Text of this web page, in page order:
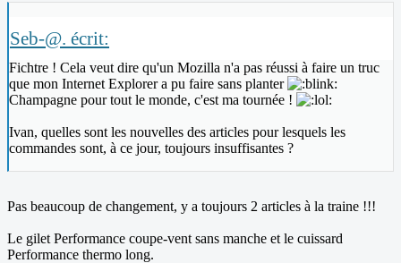
Seb-@. écrit:
Fichtre ! Cela veut dire qu'un Mozilla n'a pas réussi à faire un truc
que mon Internet Explorer a pu faire sans planter
Champagne pour tout le monde, c'est ma tournée !
Ivan, quelles sont les nouvelles des articles pour lesquels les
commandes sont, à ce jour, toujours insuffisantes ?
Pas beaucoup de changement, y a toujours 2 articles à la traine !!!
Le gilet Performance coupe-vent sans manche et le cuissard
Performance thermo long.